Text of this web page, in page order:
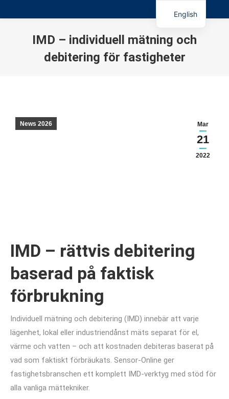
IMD – individuell mätning och
debitering för fastigheter
Mar
21
2022
News 2026
IMD – rättvis debitering
baserad på faktisk
förbrukning
Individuell mätning och debitering (IMD) innebär att varje
lägenhet, lokal eller industriendånst mäts separat för el,
värme och vatten – och att kostnaden debiteras baserat på
vad som faktiskt förbräukats. Sensor-Online ger
fastighetsbranschen ett komplett IMD-verktyg med stöd för
alla vanliga mättekniker.
English